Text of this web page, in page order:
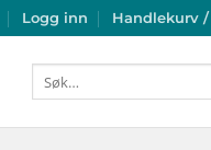
Logg inn Handlekurv /
etter: